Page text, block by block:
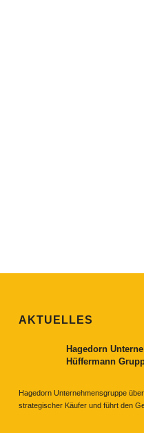
AKTUELLES
Hagedorn
Hüffermann
Hagedorn Unternehmensgruppe
strategischer Käufer und führt den